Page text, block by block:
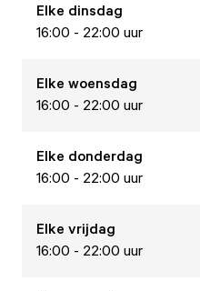
Elke dinsdag
16:00 - 22:00 uur
Elke woensdag
16:00 - 22:00 uur
Elke donderdag
16:00 - 22:00 uur
Elke vrijdag
16:00 - 22:00 uur